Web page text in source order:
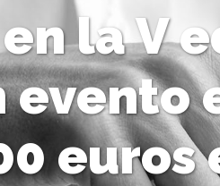
la V
euros